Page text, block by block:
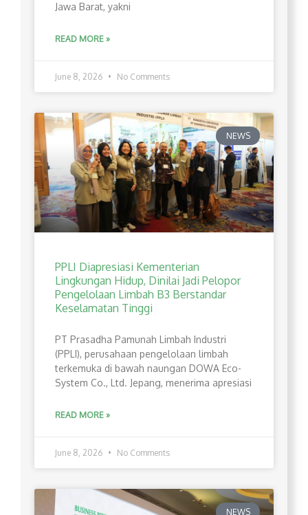
Jawa Barat, yakni
READ MORE »
June 8, 2026 No Comments
NEWS
PPLI Diapresiasi Kementerian
Lingkungan Hidup, Dinilai Jadi Pelopor
Pengelolaan Limbah B3 Berstandar
Keselamatan Tinggi
PT Prasadha Pamunah Limbah Industri
(PPLI), perusahaan pengelolaan limbah
terkemuka di bawah naungan DOWA Eco-
System Co., Ltd. Jepang, menerima apresiasi
READ MORE »
June 8, 2026 No Comments
NEWS